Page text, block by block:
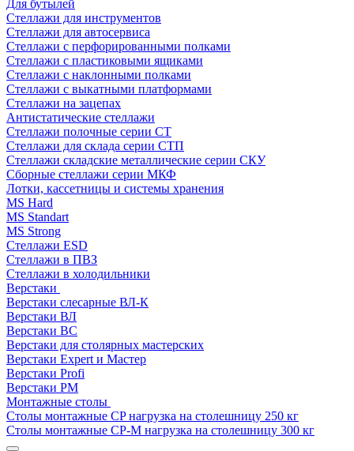
Для бутылей
Стеллажи для инструментов
Стеллажи для автосервиса
Стеллажи с перфорированными полками
Стеллажи с пластиковыми ящиками
Стеллажи с наклонными полками
Стеллажи с выкатными платформами
Стеллажи на зацепах
Антистатические стеллажи
Стеллажи полочные серии СТ
Стеллажи для склада серии СТП
Стеллажи складские металлические серии СКУ
Сборные стеллажи серии МКФ
Лотки, кассетницы и системы хранения
MS Hard
MS Standart
MS Strong
Стеллажи ESD
Стеллажи в ПВЗ
Стеллажи в холодильники
Верстаки
Верстаки слесарные ВЛ-К
Верстаки ВЛ
Верстаки ВС
Верстаки для столярных мастерских
Верстаки Expert и Мастер
Верстаки Profi
Верстаки РМ
Монтажные столы
Столы монтажные СP нагрузка на столешницу 250 кг
Столы монтажные СР-М нагрузка на столешницу 300 кг